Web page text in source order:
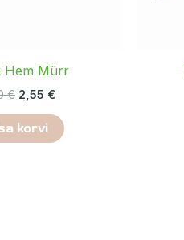
Hem Mürr
€ 2,55 €
korvi